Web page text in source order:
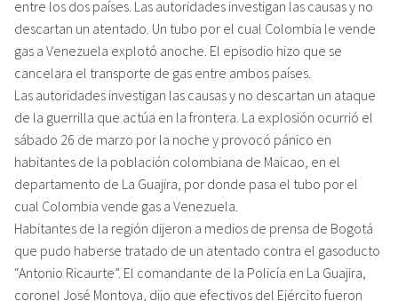
entre los dos países. Las autoridades investigan las causas y no
descartan un atentado. Un tubo por el cual Colombia le vende
gas a Venezuela explotó anoche. El episodio hizo que se
cancelara el transporte de gas entre ambos países.
Las autoridades investigan las causas y no descartan un ataque
de la guerrilla que actúa en la frontera. La explosión ocurrió el
sábado 26 de marzo por la noche y provocó pánico en
habitantes de la población colombiana de Maicao, en el
departamento de La Guajira, por donde pasa el tubo por el
cual Colombia vende gas a Venezuela.
Habitantes de la región dijeron a medios de prensa de Bogotá
que pudo haberse tratado de un atentado contra el gasoducto
“Antonio Ricaurte”. El comandante de la Policía en La Guajira,
coronel José Montoya, dijo que efectivos del Ejército fueron